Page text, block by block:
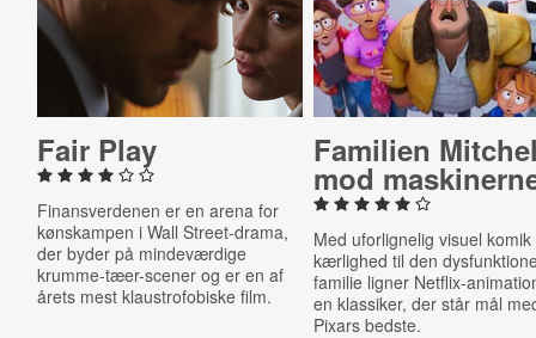
Fair Play
Finansverdenen er en arena for
kønskampen i Wall Street-drama,
der byder på mindeværdige
krumme-tæer-scener og er en af
årets mest klaustrofobiske film.
Familien
mod
Med uforlignelig visuel
kærlighed til den
familie ligner Netflix-
en klassiker, der står mål
Pixars bedste.